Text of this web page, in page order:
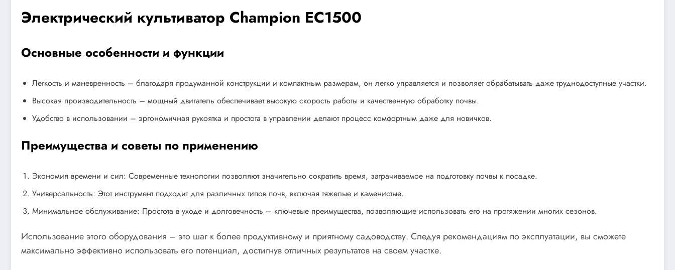
Электрический культиватор Champion EC1500
Основные особенности и функции
Легкость и маневренность – благодаря продуманной конструкции и компактным размерам, он легко управляется и позволяет обрабатывать даже труднодоступные участки.
Высокая производительность – мощный двигатель обеспечивает высокую скорость работы и качественную обработку почвы.
Удобство в использовании – эргономичная рукоятка и простота в управлении делают процесс комфортным даже для новичков.
Преимущества и советы по применению
Экономия времени и сил: Современные технологии позволяют значительно сократить время, затрачиваемое на подготовку почвы к посадке.
Универсальность: Этот инструмент подходит для различных типов почв, включая тяжелые и каменистые.
Минимальное обслуживание: Простота в уходе и долговечность – ключевые преимущества, позволяющие использовать его на протяжении многих сезонов.
Использование этого оборудования – это шаг к более продуктивному и приятному садоводству. Следуя рекомендациям по эксплуатации, вы сможете
максимально эффективно использовать его потенциал, достигнув отличных результатов на своем участке.